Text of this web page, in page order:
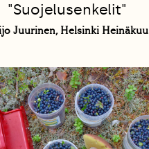
"Suojelusenkelit"
Juurinen, Helsinki Heinäkuu